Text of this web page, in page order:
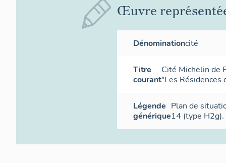
Œuvre
Dénominationcité
Titre
courant
Cité Michelin de
"Les Résidences
Légende
générique
Plan de
14 (type H2g).